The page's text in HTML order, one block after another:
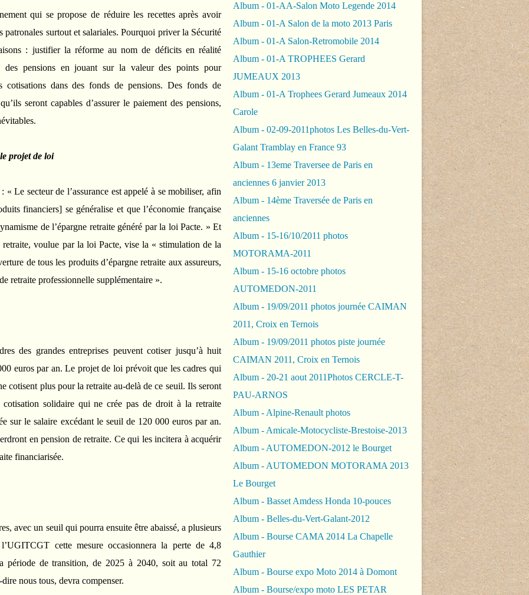
qui se propose de réduire les recettes après avoir
surtout et salariales. Pourquoi priver la Sécurité
: justifier la réforme au nom de déficits en réalité
des pensions en jouant sur la valeur des points pour
cotisations dans des fonds de pensions. Des fonds de
seront capables d’assurer le paiement des pensions,
projet de loi
Le secteur de l’assurance est appelé à se mobiliser, afin
financiers] se généralise et que l’économie française
de l’épargne retraite généré par la loi Pacte. » Et
voulue par la loi Pacte, vise la « stimulation de la
de tous les produits d’épargne retraite aux assureurs,
retraite professionnelle supplémentaire ».
des grandes entreprises peuvent cotiser jusqu’à huit
euros par an. Le projet de loi prévoit que les cadres qui
cotisent plus pour la retraite au-delà de ce seuil. Ils seront
solidaire qui ne crée pas de droit à la retraite
sur le salaire excédant le seuil de 120 000 euros par an.
en pension de retraite. Ce qui les incitera à acquérir
financiarisée.
avec un seuil qui pourra ensuite être abaissé, a plusieurs
cette mesure occasionnera la perte de 4,8
période de transition, de 2025 à 2040, soit au total 72
nous tous, devra compenser.
Album - 01-AA-Salon Moto Legende 2014
Album - 01-A Salon de la moto 2013 Paris
Album - 01-A Salon-Retromobile 2014
Album - 01-A TROPHEES Gerard
JUMEAUX 2013
Album - 01-A Trophees Gerard Jumeaux 2014
Carole
Album - 02-09-2011photos Les Belles-du-Vert-
Galant Tramblay en France 93
Album - 13eme Traversee de Paris en
anciennes 6 janvier 2013
Album - 14ème Traversée de Paris en
anciennes
Album - 15-16/10/2011 photos
MOTORAMA-2011
Album - 15-16 octobre photos
AUTOMEDON-2011
Album - 19/09/2011 photos journée CAIMAN
2011, Croix en Ternois
Album - 19/09/2011 photos piste journée
CAIMAN 2011, Croix en Ternois
Album - 20-21 aout 2011Photos CERCLE-T-
PAU-ARNOS
Album - Alpine-Renault photos
Album - Amicale-Motocycliste-Brestoise-2013
Album - AUTOMEDON-2012 le Bourget
Album - AUTOMEDON MOTORAMA 2013
Le Bourget
Album - Basset Amdess Honda 10-pouces
Album - Belles-du-Vert-Galant-2012
Album - Bourse CAMA 2014 La Chapelle
Gauthier
Album - Bourse expo Moto 2014 à Domont
Album - Bourse/expo moto LES PETAR